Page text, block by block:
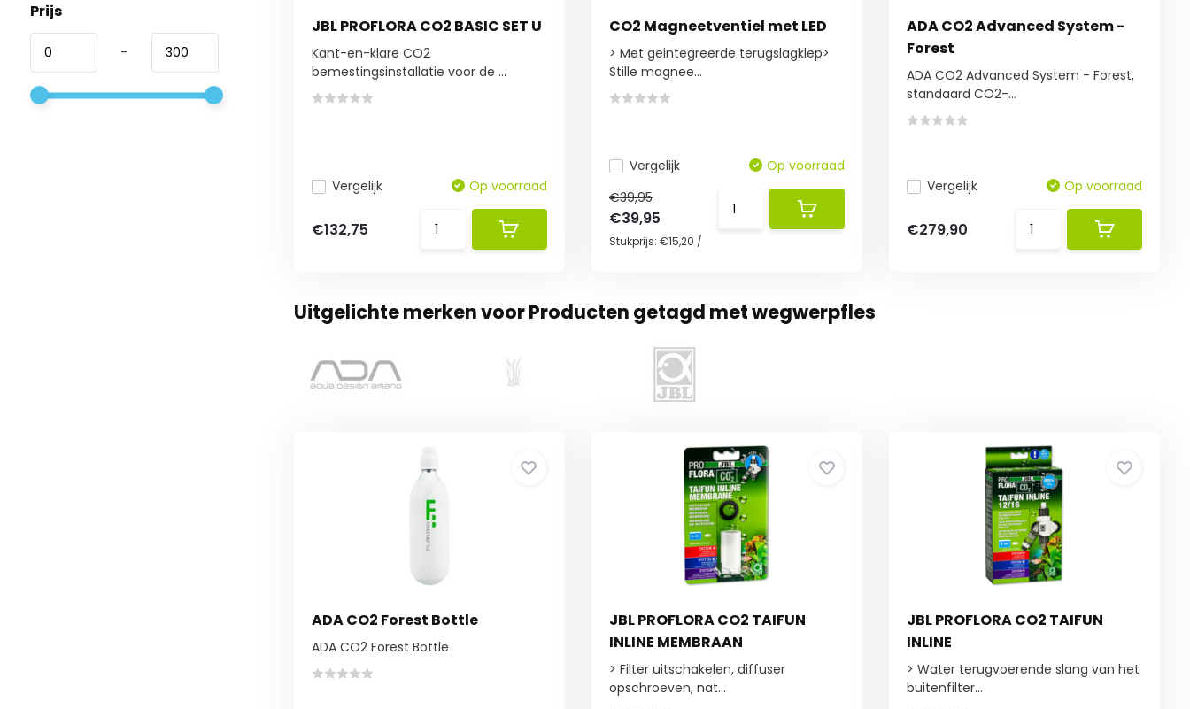
Prijs
-
JBL PROFLORA CO2 BASIC SET U
Kant-en-klare CO2
bemestingsinstallatie voor de ...
Vergelijk Op voorraad
€132,75
CO2 Magneetventiel met LED
> Met geintegreerde terugslagklep>
Stille magnee...
Vergelijk
Op voorraad
€39,95
€39,95
Stukprijs: €15,20 /
ADA CO2 Advanced System -
Forest
ADA CO2 Advanced System - Forest,
standaard CO2-...
Vergelijk Op voorraad
€279,90
Uitgelichte merken voor Producten getagd met wegwerpfles
ADA CO2 Forest Bottle
ADA CO2 Forest Bottle
JBL PROFLORA CO2 TAIFUN
INLINE MEMBRAAN
> Filter uitschakelen, diffuser
opschroeven, nat...
JBL PROFLORA CO2 TAIFUN
INLINE
> Water terugvoerende slang van het
buitenfilter...